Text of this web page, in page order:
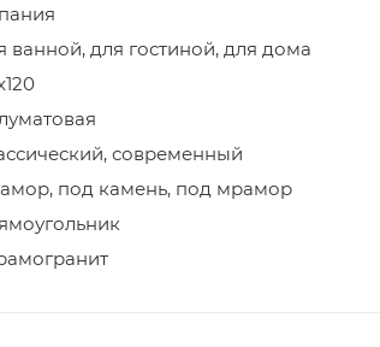
ванной, для гостиной, для дома
современный
под камень, под мрамор